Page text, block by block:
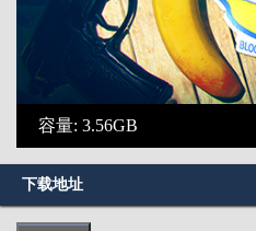
容量: 3.56GB
下载地址